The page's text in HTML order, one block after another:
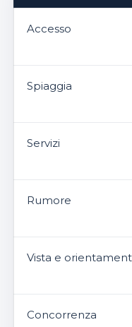
Accesso
Spiaggia
Servizi
Rumore
Vista e
Concorrenza